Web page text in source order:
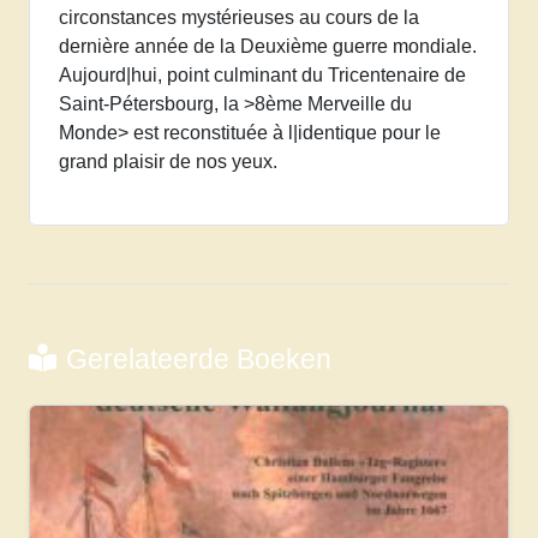
circonstances mystérieuses au cours de la
dernière année de la Deuxième guerre mondiale.
Aujourd|hui, point culminant du Tricentenaire de
Saint-Pétersbourg, la >8ème Merveille du
Monde> est reconstituée à l|identique pour le
grand plaisir de nos yeux.
Gerelateerde Boeken